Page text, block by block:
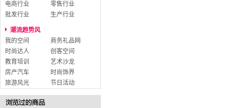
电商行业
零售行业
批发行业
生产行业
潮流趋势风
我的空间
商务礼品网
时尚达人
创客空间
教育培训
艺术沙龙
房产汽车
时尚饰界
旅游风光
节日活动